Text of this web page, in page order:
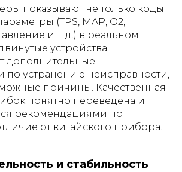
показывают не только коды
(TPS, MAP, O2,
и т. д.) в реальном
устройства
дополнительные
по устранению неисправности,
причины. Качественная
понятно переведена и
рекомендациями по
от китайского прибора.
и стабильность